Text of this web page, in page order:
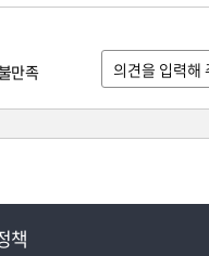
만족
책